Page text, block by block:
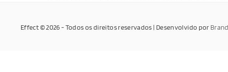
Effect © 2026 - Todos os direitos reservados | Desenvolvido por